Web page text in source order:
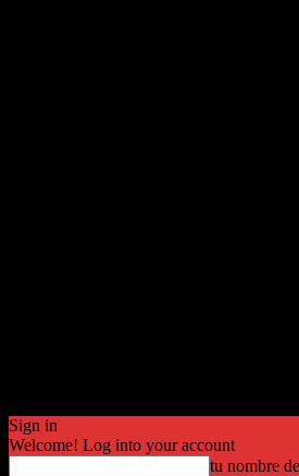
Sign in
Welcome! Log into your account
tu nombre